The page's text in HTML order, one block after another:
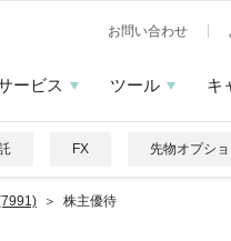
お問い合わせ
ービス ツール キ
FX 先物オプシ
株主優待